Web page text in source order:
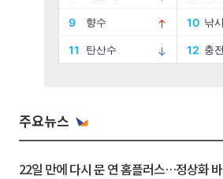
주요뉴스
22일 만에 다시 문 연 홈플러스…정상화 바